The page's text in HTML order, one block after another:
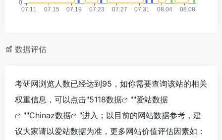
数据评估
考研网浏览人数已经达到95，如你需要查询该站的相关
权重信息，可以点击"5118数据 ""爱站数据
""Chinaz数据
"进入；以目前的网站数据参考，建
议大家请以爱站数据为准，更多网站价值评估因素如：